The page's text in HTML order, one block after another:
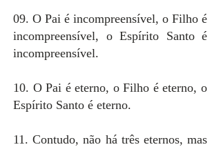
09. O Pai é incompreensível, o Filho é
incompreensível, o Espírito Santo é
incompreensível.
10. O Pai é eterno, o Filho é eterno, o
Espírito Santo é eterno.
11. Contudo, não há três eternos, mas